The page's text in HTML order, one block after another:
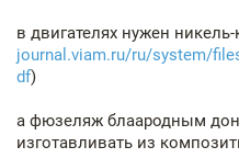
в двигателях нужен
journal.viam.ru/ru/system/
df)
а фюзеляж блаародным
изготавливать из